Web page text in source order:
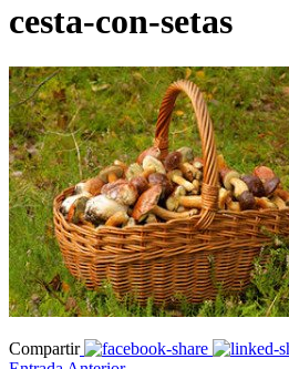
cesta-con-setas
Compartir